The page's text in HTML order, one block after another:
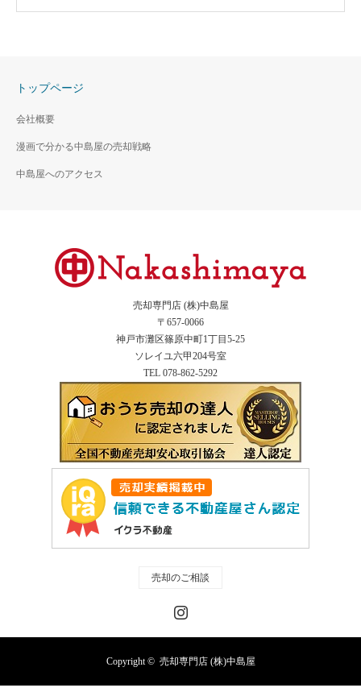
トップページ
会社概要
漫画で分かる中島屋の売却戦略
中島屋へのアクセス
売却専門店 (株)中島屋
〒657-0066
神戸市灘区篠原中町1丁目5-25
ソレイユ六甲204号室
TEL 078-862-5292
売却のご相談
Copyright © 売却専門店 (株)中島屋